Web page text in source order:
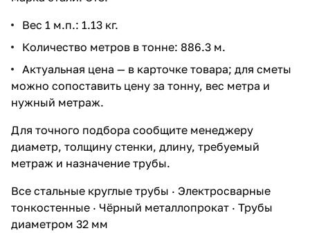
Вес 1 м.п.: 1.13 кг.
Количество метров в тонне: 886.3 м.
Актуальная цена — в карточке товара; для сметы
можно сопоставить цену за тонну, вес метра и
нужный метраж.
Для точного подбора сообщите менеджеру
диаметр, толщину стенки, длину, требуемый
метраж и назначение трубы.
Все стальные круглые трубы · Электросварные
тонкостенные · Чёрный металлопрокат · Трубы
диаметром 32 мм